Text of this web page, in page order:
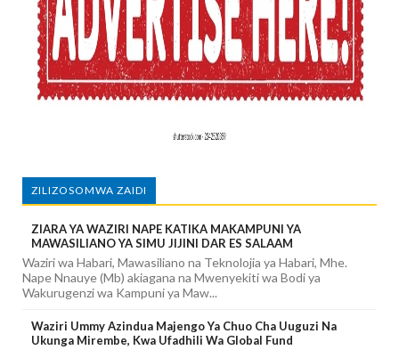
ZILIZOSOMWA ZAIDI
ZIARA YA WAZIRI NAPE KATIKA MAKAMPUNI YA
MAWASILIANO YA SIMU JIJINI DAR ES SALAAM
Waziri wa Habari, Mawasiliano na Teknolojia ya Habari, Mhe.
Nape Nnauye (Mb) akiagana na Mwenyekiti wa Bodi ya
Wakurugenzi wa Kampuni ya Maw...
Waziri Ummy Azindua Majengo Ya Chuo Cha Uuguzi Na
Ukunga Mirembe, Kwa Ufadhili Wa Global Fund